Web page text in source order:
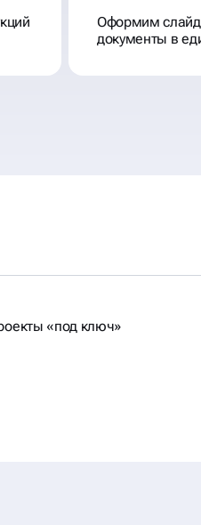
Оформим
документы в
«под ключ»